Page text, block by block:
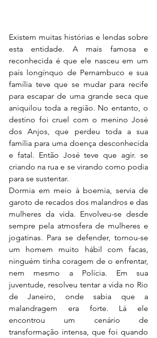
Existem muitas histórias e lendas sobre
esta entidade. A mais famosa e
reconhecida é que ele nasceu em um
país longínquo de Pernambuco e sua
família teve que se mudar para recife
para escapar de uma grande seca que
aniquilou toda a região. No entanto, o
destino foi cruel com o menino José
dos Anjos, que perdeu toda a sua
família para uma doença desconhecida
e fatal. Então José teve que agir. se
criando na rua e se virando como podia
para se sustentar.
Dormia em meio à boemia, servia de
garoto de recados dos malandros e das
mulheres da vida. Envolveu-se desde
sempre pela atmosfera de mulheres e
jogatinas. Para se defender, tornou-se
um homem muito hábil com facas,
ninguém tinha coragem de o enfrentar,
nem mesmo a Polícia. Em sua
juventude, resolveu tentar a vida no Rio
de Janeiro, onde sabia que a
malandragem era forte. Lá ele
encontrou um cenário de
transformação intensa, que foi quando